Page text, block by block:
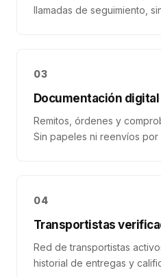
llamadas de seguimiento,
03
Documentación digital
Remitos, órdenes y
Sin papeles ni reenvíos por
04
Transportistas
Red de transportistas
historial de entregas y